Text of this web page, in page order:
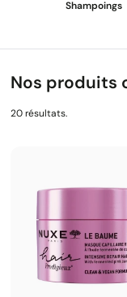
Shampoings
Nos produits
20 résultats.